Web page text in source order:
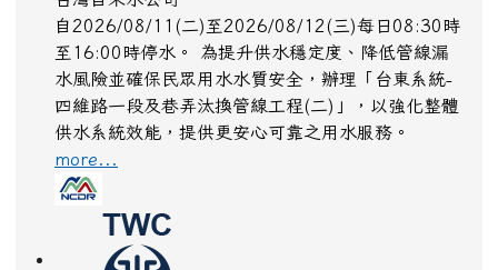
停水
2026-08-07, 14:29
台灣自來水公司
自2026/08/11(二)至2026/08/12(三)每日08:30時
至16:00時停水。 為提升供水穩定度、降低管線漏
水風險並確保民眾用水水質安全，辦理「台東系統-
四維路一段及巷弄汰換管線工程(二)」，以強化整體
供水系統效能，提供更安心可靠之用水服務。
more...